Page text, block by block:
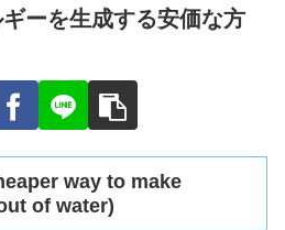
ーを生成する安価な方
way to make
of water)